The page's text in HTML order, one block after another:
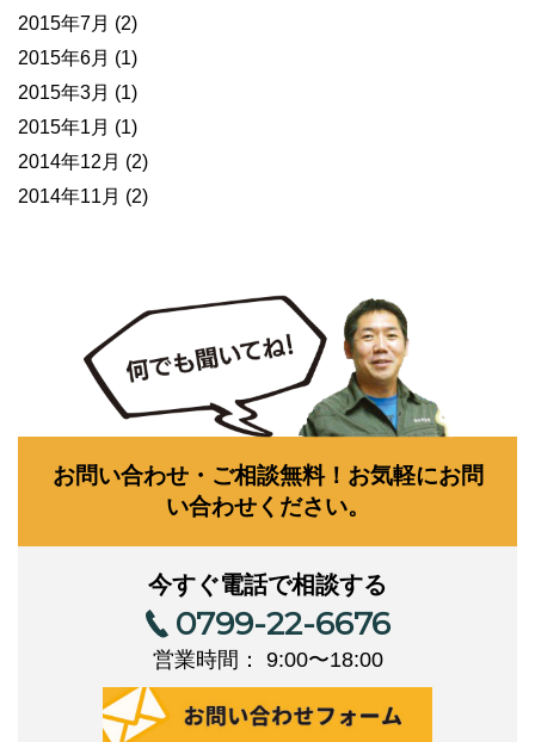
2015年7月 (2)
2015年6月 (1)
2015年3月 (1)
2015年1月 (1)
2014年12月 (2)
2014年11月 (2)
お問い合わせ・ご相談無料！お気軽にお問
い合わせください。
今すぐ電話で相談する
0799-22-6676
営業時間： 9:00〜18:00